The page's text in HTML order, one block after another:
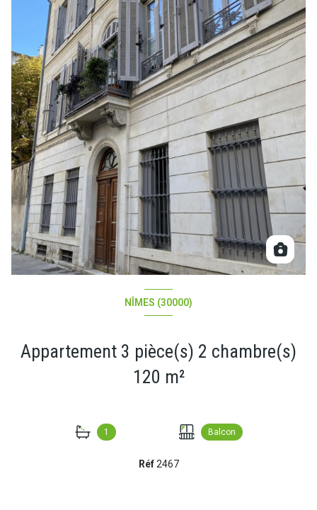
NÎMES (30000)
Appartement 3 pièce(s) 2 chambre(s)
120 m²
1 Balcon
Réf2467